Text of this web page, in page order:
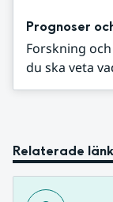
Prognoser
Forskning
du ska veta
Relaterade